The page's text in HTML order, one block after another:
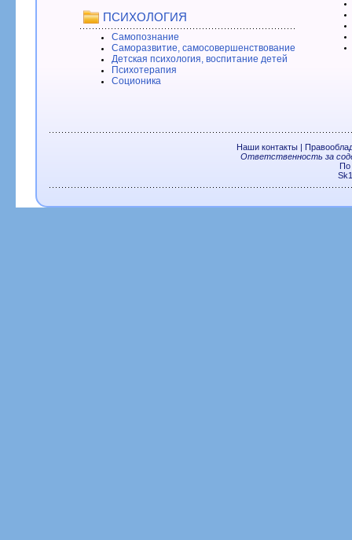
ПСИХОЛОГИЯ
Самопознание
Саморазвитие, самосовершенствование
Детская психология, воспитание детей
Психотерапия
Соционика
Наши контакты|
Ответственность за
По